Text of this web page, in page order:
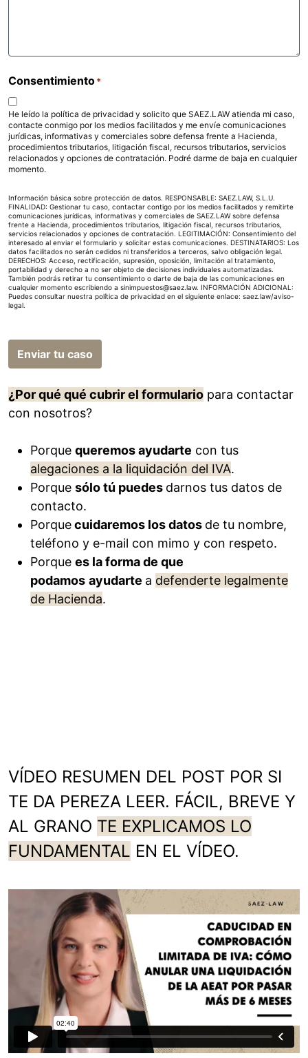
Consentimiento*
He leído la política de privacidad y solicito que SAEZ.LAW atienda mi caso,
contacte conmigo por los medios facilitados y me envíe comunicaciones
jurídicas, informativas y comerciales sobre defensa frente a Hacienda,
procedimientos tributarios, litigación fiscal, recursos tributarios, servicios
relacionados y opciones de contratación. Podré darme de baja en cualquier
momento.
Información básica sobre protección de datos. RESPONSABLE: SAEZ.LAW, S.L.U.
FINALIDAD: Gestionar tu caso, contactar contigo por los medios facilitados y remitirte
comunicaciones jurídicas, informativas y comerciales de SAEZ.LAW sobre defensa
frente a Hacienda, procedimientos tributarios, litigación fiscal, recursos tributarios,
servicios relacionados y opciones de contratación. LEGITIMACIÓN: Consentimiento del
interesado al enviar el formulario y solicitar estas comunicaciones. DESTINATARIOS: Los
datos facilitados no serán cedidos ni transferidos a terceros, salvo obligación legal.
DERECHOS: Acceso, rectificación, supresión, oposición, limitación al tratamiento,
portabilidad y derecho a no ser objeto de decisiones individuales automatizadas.
También podrás retirar tu consentimiento o darte de baja de las comunicaciones en
cualquier momento escribiendo a sinimpuestos@saez.law. INFORMACIÓN ADICIONAL:
Puedes consultar nuestra política de privacidad en el siguiente enlace: saez.law/aviso-
legal.
Enviar tu caso
¿Por qué qué cubrir el formulario para contactar
con nosotros?
Porque queremos ayudarte con tus
alegaciones a la liquidación del IVA.
Porque sólo tú puedes darnos tus datos de
contacto.
Porquecuidaremos los datos de tu nombre,
teléfono y e-mail con mimo y con respeto.
Porque es la forma de que
podamos ayudarte a defenderte legalmente
de Hacienda.
VÍDEO RESUMEN DEL POST POR SI
TE DA PEREZA LEER. FÁCIL, BREVE Y
AL GRANO TE EXPLICAMOS LO
FUNDAMENTAL EN EL VÍDEO.